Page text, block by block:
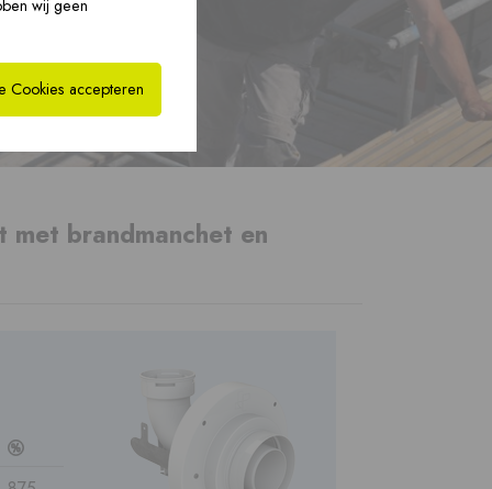
oplossingen
brandmanchet en
c
wij geen
Cookies accepteren